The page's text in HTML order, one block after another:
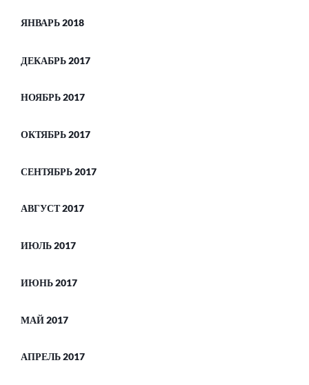
ЯНВАРЬ 2018
ДЕКАБРЬ 2017
НОЯБРЬ 2017
ОКТЯБРЬ 2017
СЕНТЯБРЬ 2017
АВГУСТ 2017
ИЮЛЬ 2017
ИЮНЬ 2017
МАЙ 2017
АПРЕЛЬ 2017